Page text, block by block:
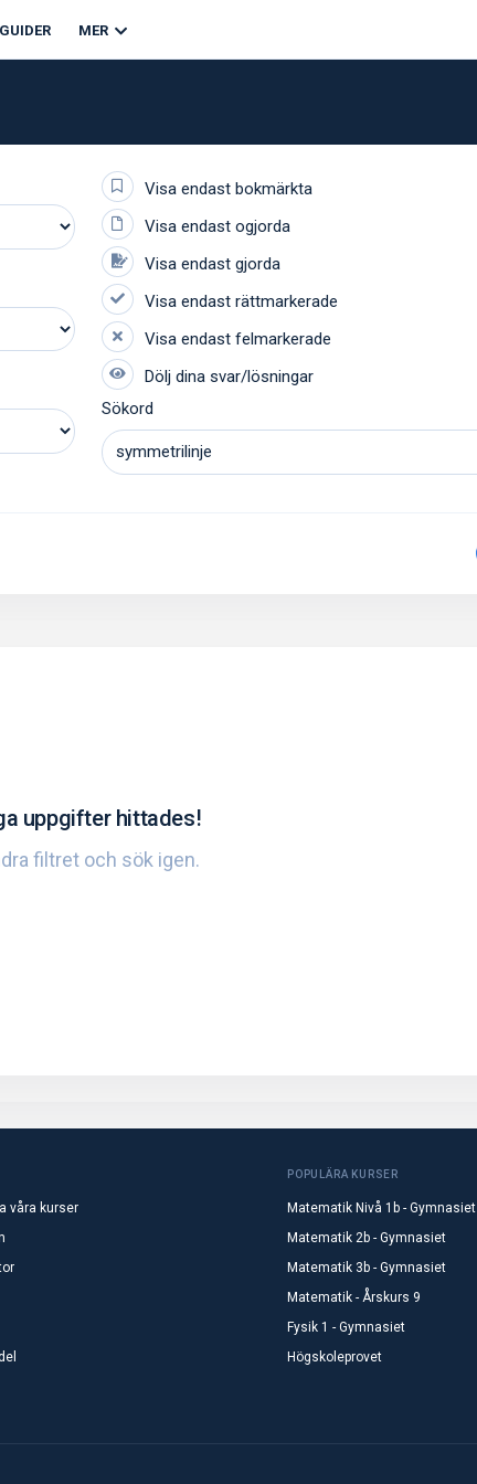
MER
Visa endast bokmärkta
Visa endast ogjorda
Visa endast gjorda
Dölj dina svar/lösningar
Sökord
uppgifter hittades!
filtret och sök igen.
våra kurser
POPULÄRA KURSER
Matematik Nivå 1b - Gymnasiet
Matematik 2b - Gymnasiet
Matematik 3b - Gymnasiet
Matematik - Årskurs 9
Fysik 1 - Gymnasiet
Högskoleprovet